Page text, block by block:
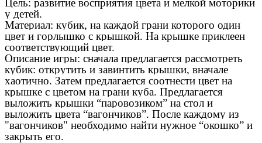
Цель: развитие восприятия цвета и мелкой моторики
у детей.
Материал: кубик, на каждой грани которого один
цвет и горлышко с крышкой. На крышке приклеен
соответствующий цвет.
Описание игры: сначала предлагается рассмотреть
кубик: открутить и завинтить крышки, вначале
хаотично. Затем предлагается соотнести цвет на
крышке с цветом на грани куба. Предлагается
выложить крышки “паровозиком” на стол и
выложить цвета “вагончиков”. После каждому из
"вагончиков" необходимо найти нужное “окошко” и
закрыть его.